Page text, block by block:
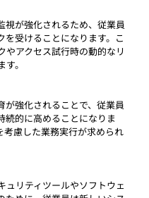
視が強化されるため、従業員
を受けることになります。こ
やアクセス試行時の動的なリ
。
が強化されることで、従業員
続的に高めることになりま
考慮した業務実行が求められ
ュリティツールやソフトウェ